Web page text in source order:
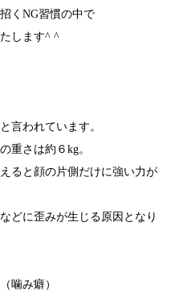
くNG習慣の中で
します^ ^
言われています。
重さは約６kg。
ると顔の片側だけに強い力が
どに歪みが生じる原因となり
噛み癖）